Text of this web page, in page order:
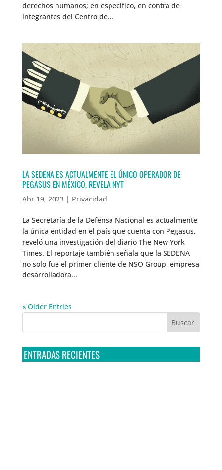
derechos humanos; en específico, en contra de
integrantes del Centro de...
LA SEDENA ES ACTUALMENTE EL ÚNICO OPERADOR DE
PEGASUS EN MÉXICO, REVELA NYT
Abr 19, 2023| Privacidad
La Secretaría de la Defensa Nacional es actualmente
la única entidad en el país que cuenta con Pegasus,
reveló una investigación del diario The New York
Times. El reportaje también señala que la SEDENA
no solo fue el primer cliente de NSO Group, empresa
desarrolladora...
« Older Entries
ENTRADAS RECIENTES